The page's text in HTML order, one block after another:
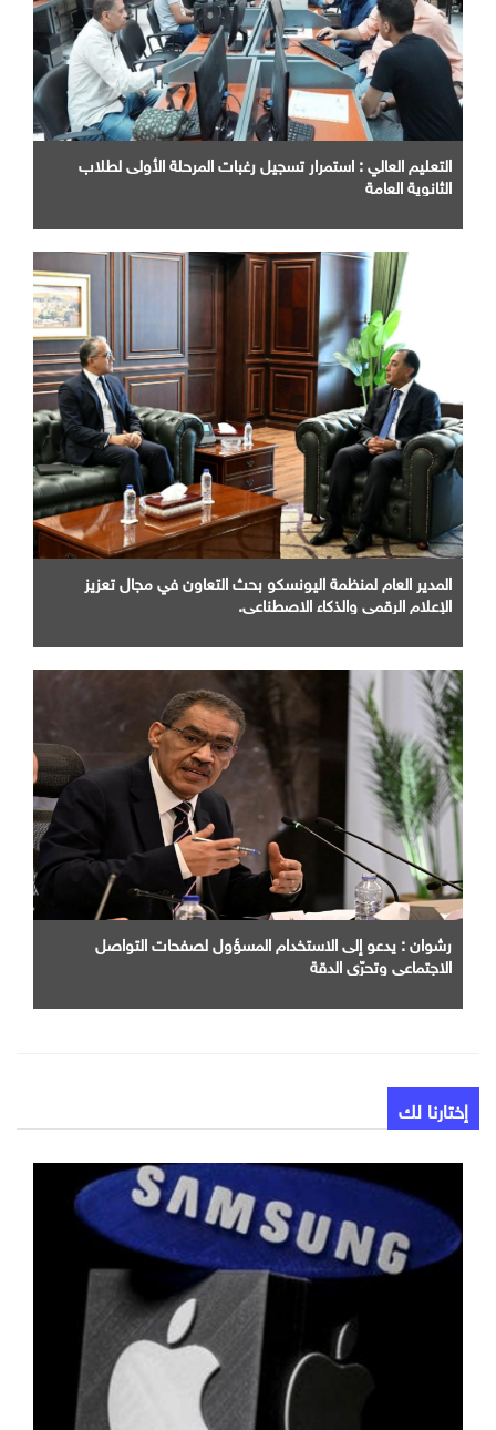
التعليم العالي : استمرار تسجيل رغبات المرحلة الأولى لطلاب
الثانوية العامة
المدير العام لمنظمة اليونسكو بحث التعاون في مجال تعزيز
الإعلام الرقمي والذكاء الاصطناعي.
رشوان : يدعو إلى الاستخدام المسؤول لصفحات التواصل
الاجتماعي وتحرّي الدقة
إختارنا لك